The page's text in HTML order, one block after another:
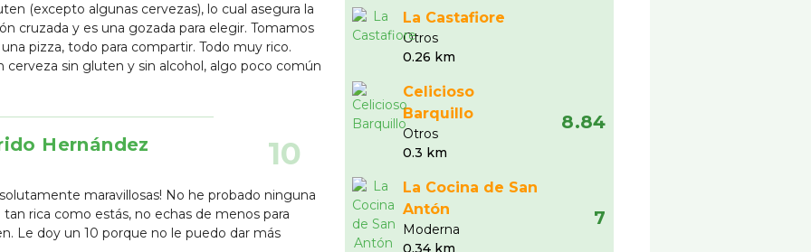
(excepto algunas cervezas), lo cual asegura la
cruzada y es una gozada para elegir. Tomamos
pizza, todo para compartir. Todo muy rico.
cerveza sin gluten y sin alcohol, algo poco común
Hernández 10
maravillosas! No he probado ninguna
rica como estás, no echas de menos para
Le doy un 10 porque no le puedo dar más
La Castafiore
Otros
0.26 km
Celicioso
Barquillo
Otros
0.3 km
8.84
La Cocina de San
Antón
Moderna
0.34 km
7